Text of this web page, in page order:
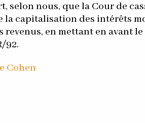
selon nous, que la Cour de
la capitalisation des intérêts
revenus, en mettant en avant
92.
Cohen